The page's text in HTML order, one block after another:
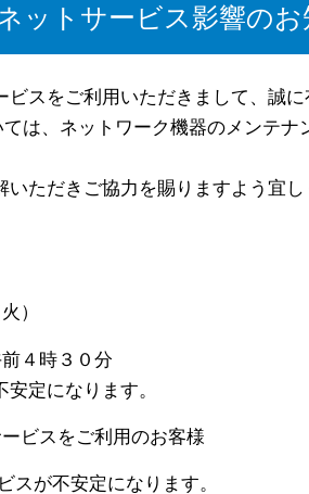
ットサービス影響のお
スをご利用いただきまして、誠に
は、ネットワーク機器のメンテナ
ただきご協力を賜りますよう宜し
）
４時３０分
なります。
ビスをご利用のお客様
が不安定になります。